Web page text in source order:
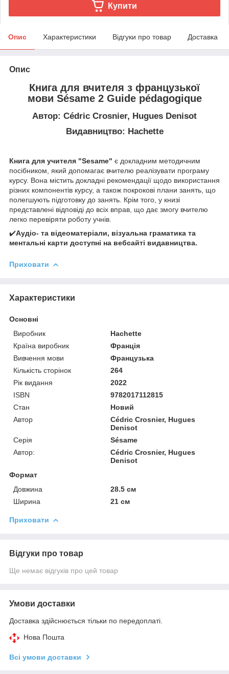
Купити
Опис Характеристики Відгуки про товар Доставка
Опис
Книга для вчителя з французької
мови Sésame 2 Guide pédagogique
Автор: Cédric Crosnier, Hugues Denisot
Видавництво: Hachette
Книга для учителя "Sesame" є докладним методичним
посібником, який допомагає вчителю реалізувати програму
курсу. Вона містить докладні рекомендації щодо використання
різних компонентів курсу, а також покрокові плани занять, що
полегшують підготовку до занять. Крім того, у книзі
представлені відповіді до всіх вправ, що дає змогу вчителю
легко перевіряти роботу учнів.
✔️Аудіо- та відеоматеріали, візуальна граматика та
ментальні карти доступні на вебсайті видавництва.
Приховати
Характеристики
Основні
Виробник
Hachette
Країна виробник
Франція
Вивчення мови
Французька
Кількість сторінок
264
Рік видання
2022
ISBN
9782017112815
Стан
Новий
Автор
Cédric Crosnier, Hugues
Denisot
Серія
Sésame
Автор:
Cédric Crosnier, Hugues
Denisot
Формат
Довжина
28.5 см
Ширина
21 см
Приховати
Відгуки про товар
Ще немає відгуків про цей товар
Умови доставки
Доставка здійснюється тільки по передоплаті.
Нова Пошта
Всі умови доставки